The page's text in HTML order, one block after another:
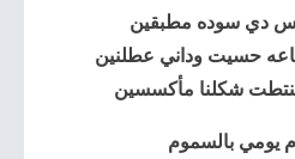
دي سوده مطبقين
حسيت وداني عطلنين
شكلنا مأكسسين
يومي بالسموم